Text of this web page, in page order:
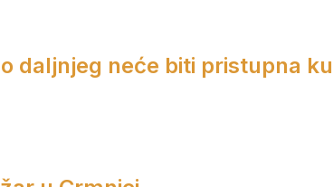
daljnjeg neće biti pristupna